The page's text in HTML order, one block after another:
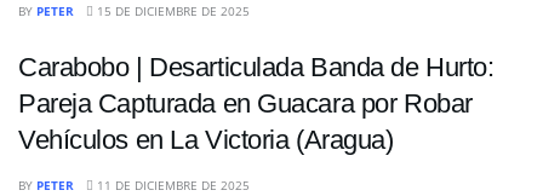
BY PETER 15 DE DICIEMBRE DE 2025
Carabobo | Desarticulada Banda de Hurto:
Pareja Capturada en Guacara por Robar
Vehículos en La Victoria (Aragua)
BY PETER 11 DE DICIEMBRE DE 2025